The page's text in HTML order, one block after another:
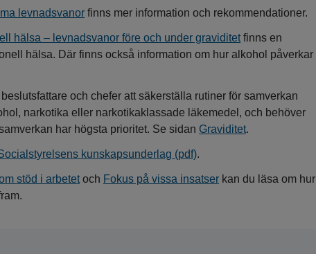
levnadsvanor finns mer information och rekommendationer.
hälsa – levnadsvanor före och under graviditetfinns en
hälsa. Där finns också information om hur alkohol påverkar
och chefer att säkerställa rutiner för samverkan
narkotika eller narkotikaklassade läkemedel, och behöver
har högsta prioritet. Se sidan Graviditet.
kunskapsunderlag (pdf).
stöd i arbetetoch Fokus på vissa insatser kan du läsa om hur